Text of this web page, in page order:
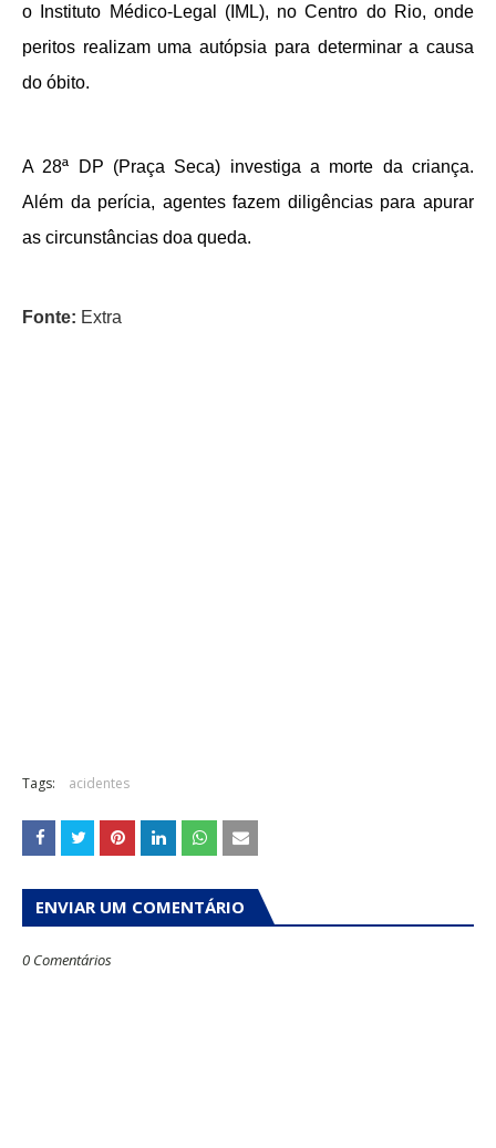
o Instituto Médico-Legal (IML), no Centro do Rio, onde
peritos realizam uma autópsia para determinar a causa
do óbito.
A 28ª DP (Praça Seca) investiga a morte da criança.
Além da perícia, agentes fazem diligências para apurar
as circunstâncias doa queda.
Fonte: Extra
Tags: acidentes
ENVIAR UM COMENTÁRIO
0 Comentários